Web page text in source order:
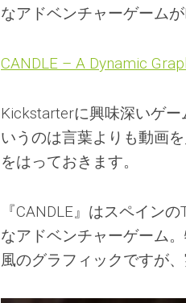
なアドベンチャーゲーム
CANDLE – A Dynamic
Kickstarterに興味深いゲ
いうのは言葉よりも動画
をはっておきます。
『CANDLE』はスペイン
なアドベンチャーゲーム
風のグラフィックですが